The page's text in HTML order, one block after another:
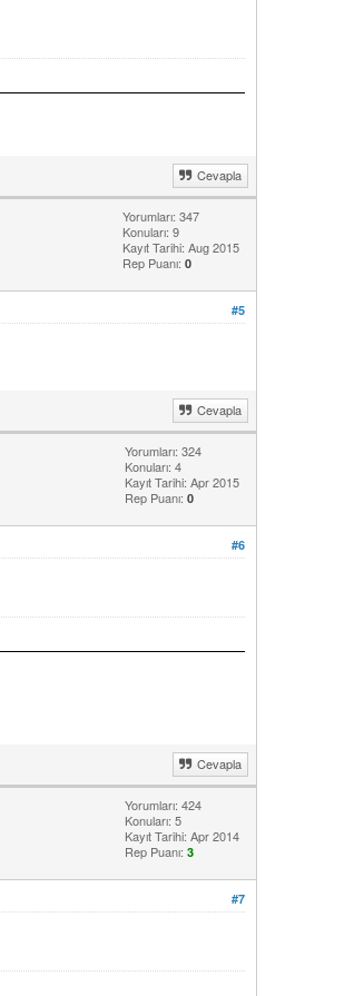
Cevapla
Yorumları: 347
Konuları: 9
Kayıt Tarihi: Aug 2015
Rep Puanı: 0
#5
Cevapla
Yorumları: 324
Konuları: 4
Kayıt Tarihi: Apr 2015
Rep Puanı: 0
#6
Cevapla
Yorumları: 424
Konuları: 5
Kayıt Tarihi: Apr 2014
Rep Puanı: 3
#7